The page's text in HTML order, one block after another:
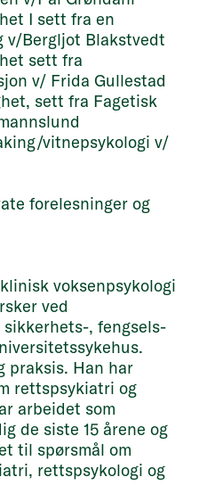
I sett fra en
v/Bergljot Blakstvedt
sett fra
v/ Frida Gullestad
sett fra Fagetisk
vitnepsykologi v/
forelesninger og
voksenpsykologi
ved
, fengsels-
praksis. Han har
rettspsykiatri og
arbeidet som
de siste 15 årene og
til spørsmål om
rettspsykologi og